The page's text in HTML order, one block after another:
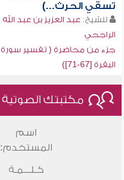
تسقي الحرث...)
للشيخ: عبد العزيز بن عبد الله
الراجحي
جزء من محاضرة ( تفسير سورة
البقرة [67-71])
مكتبتك الصوتية
اسم
المستخدم:
كـلـــمـة